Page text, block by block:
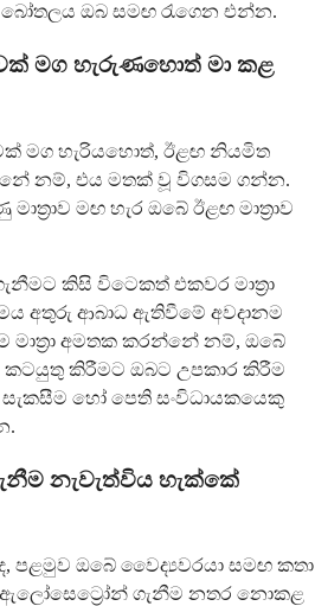
ඔබ සමඟ රැගෙන එන්න.
මග හැරුණහොත් මා කළ
මග හැරියහොත්, ඊළඟ නියමිත
නම්, එය මතක් වූ විගසම ගන්න.
මඟ හැර ඔබේ ඊළඟ මාත්‍රාව
කිසි විටෙකත් එකවර මාත්‍රා
අතුරු ආබාධ ඇතිවීමේ අවදානම
මාත්‍රා අමතක කරන්නේ නම්, ඔබේ
කිරීමට ඔබට උපකාර කිරීම
හෝ පෙති සංවිධායකයෙකු
නැවැත්විය හැක්කේ
පළමුව ඔබේ වෛද්‍යවරයා සමඟ කතා
ගැනීම නතර නොකළ